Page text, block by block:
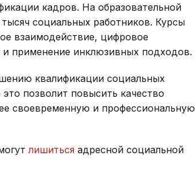
кадров. На образовательной
социальных работников. Курсы
взаимодействие, цифровое
и применение инклюзивных подходов.
квалификации социальных
позволит повысить качество
своевременную и профессиональную
лишиться адресной социальной